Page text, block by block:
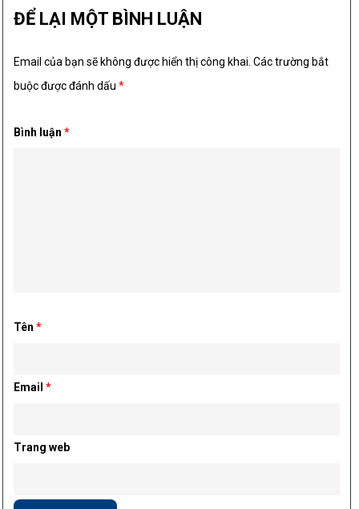
ĐỂ LẠI MỘT BÌNH LUẬN
Email của bạn sẽ không được hiển thị công khai. Các trường bắt
buộc được đánh dấu*
Bình luận*
Tên*
Email*
Trang web